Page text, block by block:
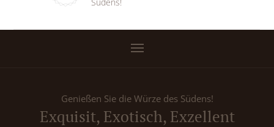
Genießen Sie die Würze des Südens!
Exquisit, Exotisch, Exzellent